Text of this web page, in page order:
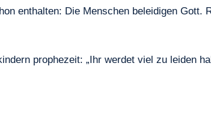
enthalten: Die Menschen beleidigen Gott.
prophezeit: „Ihr werdet viel zu leiden